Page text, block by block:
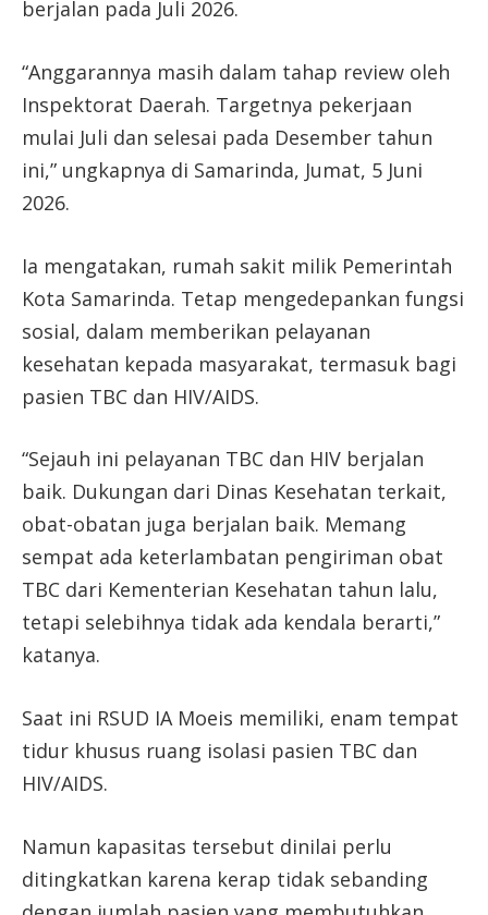
berjalan pada Juli 2026.
“Anggarannya masih dalam tahap review oleh
Inspektorat Daerah. Targetnya pekerjaan
mulai Juli dan selesai pada Desember tahun
ini,” ungkapnya di Samarinda, Jumat, 5 Juni
2026.
Ia mengatakan, rumah sakit milik Pemerintah
Kota Samarinda. Tetap mengedepankan fungsi
sosial, dalam memberikan pelayanan
kesehatan kepada masyarakat, termasuk bagi
pasien TBC dan HIV/AIDS.
“Sejauh ini pelayanan TBC dan HIV berjalan
baik. Dukungan dari Dinas Kesehatan terkait,
obat-obatan juga berjalan baik. Memang
sempat ada keterlambatan pengiriman obat
TBC dari Kementerian Kesehatan tahun lalu,
tetapi selebihnya tidak ada kendala berarti,”
katanya.
Saat ini RSUD IA Moeis memiliki, enam tempat
tidur khusus ruang isolasi pasien TBC dan
HIV/AIDS.
Namun kapasitas tersebut dinilai perlu
ditingkatkan karena kerap tidak sebanding